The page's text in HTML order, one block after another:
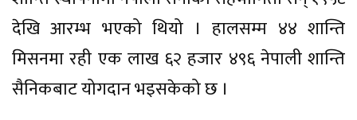
देखि आरम्भ भएको थियो । हालसम्म ४४ शान्ति
मिसनमा रही एक लाख ६२ हजार ४९६ नेपाली शान्ति
सैनिकबाट योगदान भइसकेको छ ।